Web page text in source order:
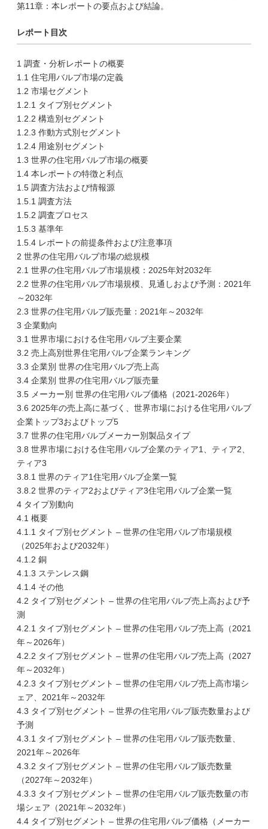
第11章：本レポートの要点および結論。
レポート目次
1 調査・分析レポートの概要
1.1 住宅用バルブ市場の定義
1.2 市場セグメント
1.2.1 タイプ別セグメント
1.2.2 構造別セグメント
1.2.3 作動方式別セグメント
1.2.4 用途別セグメント
1.3 世界の住宅用バルブ市場の概要
1.4 本レポートの特徴と利点
1.5 調査方法および情報源
1.5.1 調査方法
1.5.2 調査プロセス
1.5.3 基準年
1.5.4 レポートの前提条件および注意事項
2 世界の住宅用バルブ市場の総規模
2.1 世界の住宅用バルブ市場規模：2025年対2032年
2.2 世界の住宅用バルブ市場規模、見通しおよび予測：2021年
～2032年
2.3 世界の住宅用バルブ販売量：2021年～2032年
3 企業動向
3.1 世界市場における住宅用バルブ主要企業
3.2 売上高別世界住宅用バルブ企業ランキング
3.3 企業別 世界の住宅用バルブ売上高
3.4 企業別 世界の住宅用バルブ販売量
3.5 メーカー別 世界の住宅用バルブ価格（2021-2026年）
3.6 2025年の売上高に基づく、世界市場における住宅用バルブ
企業トップ3およびトップ5
3.7 世界の住宅用バルブメーカー別製品タイプ
3.8 世界市場における住宅用バルブ企業のティア1、ティア2、
ティア3
3.8.1 世界のティア1住宅用バルブ企業一覧
3.8.2 世界のティア2およびティア3住宅用バルブ企業一覧
4 タイプ別動向
4.1 概要
4.1.1 タイプ別セグメント – 世界の住宅用バルブ市場規模
（2025年および2032年）
4.1.2 銅
4.1.3 ステンレス鋼
4.1.4 その他
4.2 タイプ別セグメント – 世界の住宅用バルブ売上高および予
測
4.2.1 タイプ別セグメント – 世界の住宅用バルブ売上高（2021
年～2026年）
4.2.2 タイプ別セグメント – 世界の住宅用バルブ売上高（2027
年～2032年）
4.2.3 タイプ別セグメント – 世界の住宅用バルブ売上高市場シ
ェア、2021年～2032年
4.3 タイプ別セグメント – 世界の住宅用バルブ販売数量および
予測
4.3.1 タイプ別セグメント – 世界の住宅用バルブ販売数量、
2021年～2026年
4.3.2 タイプ別セグメント – 世界の住宅用バルブ販売数量
（2027年～2032年）
4.3.3 タイプ別セグメント – 世界の住宅用バルブ販売数量の市
場シェア（2021年～2032年）
4.4 タイプ別セグメント – 世界の住宅用バルブ価格（メーカー